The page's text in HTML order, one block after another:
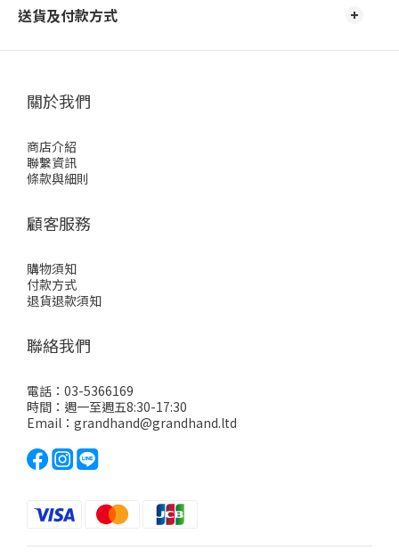
送貨及付款方式
關於我們
商店介紹
聯繫資訊
條款與細則
顧客服務
購物須知
付款方式
退貨退款須知
聯絡我們
電話：03-5366169
時間：週一至週五8:30-17:30
Email：grandhand@grandhand.ltd